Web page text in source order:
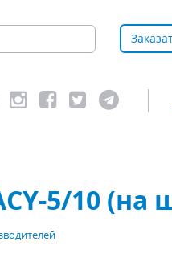
5/10 (на